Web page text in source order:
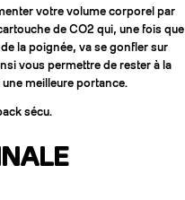
votre volume corporel par
de CO2 qui, une fois que
la poignée, va se gonfler sur
vous permettre de rester à la
meilleure portance.
sécu.